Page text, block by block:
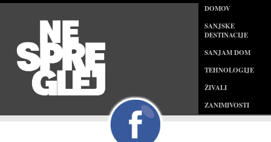
DOMOV
SANJSKE
DESTINACIJE
SANJAM DOM
TEHNOLOGIJE
ŽIVALI
ZANIMIVOSTI